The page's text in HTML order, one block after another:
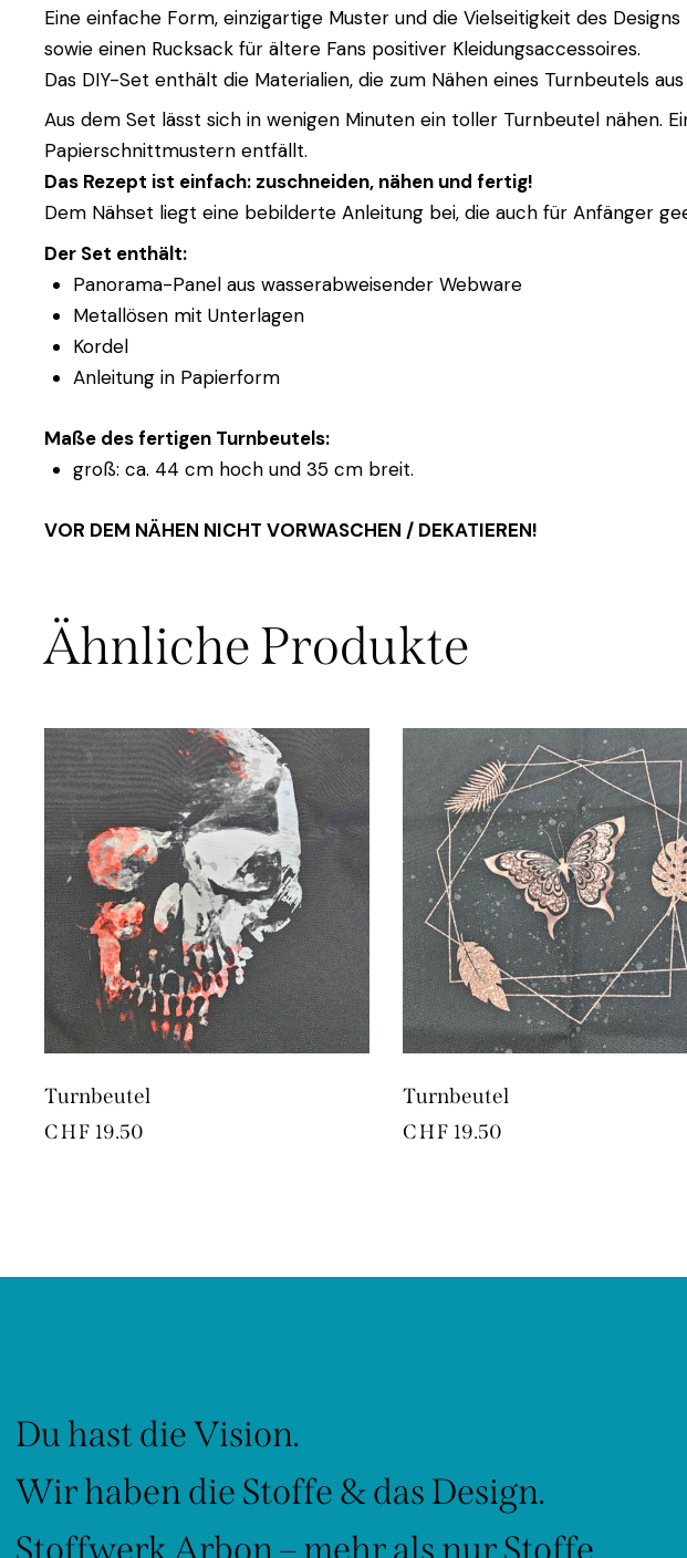
Eine einfache Form, einzigartige Muster und die Vielseitigkeit des
sowie einen Rucksack für ältere Fans positiver Kleidungsaccessoires.
Das DIY-Set enthält die Materialien, die zum Nähen eines Turnbeutels
Aus dem Set lässt sich in wenigen Minuten ein toller Turnbeutel nähen.
Papierschnittmustern entfällt.
Das Rezept ist einfach: zuschneiden, nähen und fertig!
Dem Nähset liegt eine bebilderte Anleitung bei, die auch für Anfänger
Der Set enthält:
Panorama-Panel aus wasserabweisender Webware
Metallösen mit Unterlagen
Kordel
Anleitung in Papierform
Maße des fertigen Turnbeutels:
groß: ca. 44 cm hoch und 35 cm breit.
VOR DEM NÄHEN NICHT VORWASCHEN / DEKATIEREN!
Ähnliche Produkte
Turnbeutel
CHF 19.50
Turnbeutel
CHF 19.50
Du hast die Vision.
Wir haben die Stoffe & das Design.
Stoffwerk Arbon – mehr als nur Stoffe.